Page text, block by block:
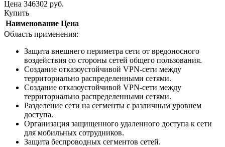
Цена 346302 руб.
Купить
Наименование Цена
Область применения:
Защита внешнего периметра сети от вредоносного
воздействия со стороны сетей общего пользования.
Создание отказоустойчивой VPN-сети между
территориально распределенными сетями.
Создание отказоустойчивой VPN-сети между
территориально распределенными сетями.
Разделение сети на сегменты с различным уровнем
доступа.
Организация защищенного удаленного доступа к сети
для мобильных сотрудников.
Защита беспроводных сегментов сетей.